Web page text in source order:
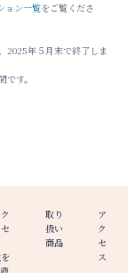
ョン一覧をご覧くださ
2025年５月末で終了しま
す。
取り
扱い
商品
ア
ク
セ
ス